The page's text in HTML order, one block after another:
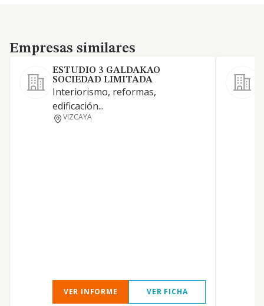
Empresas similares
Empresas similares
ESTUDIO 3 GALDAKAO
SOCIEDAD LIMITADA
Interiorismo, reformas,
edificación...
VIZCAYA
VER INFORME VER FICHA